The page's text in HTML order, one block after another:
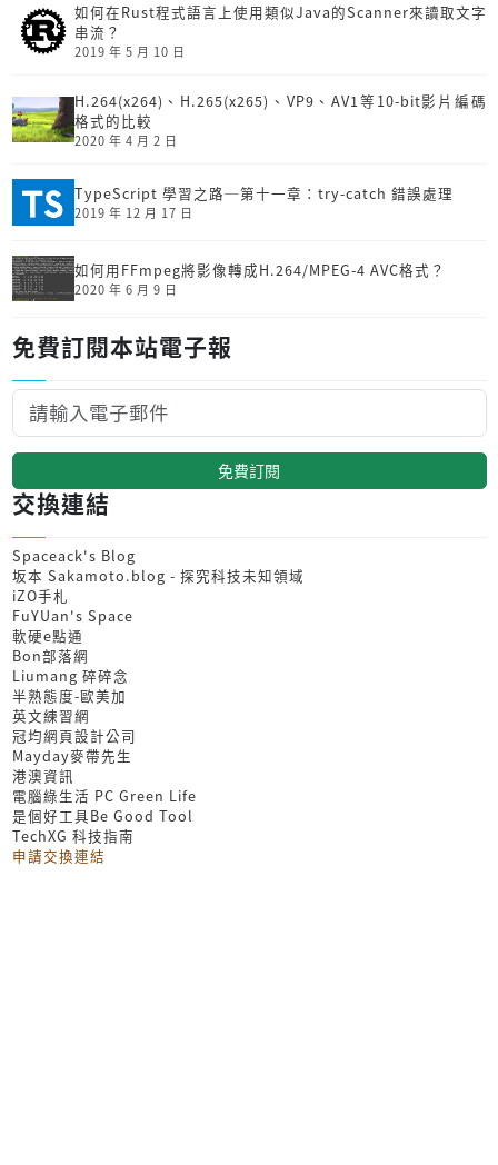
如何在Rust程式語言上使用類似Java的Scanner來讀取文字
串流？
2019 年 5 月 10 日
H.264(x264)、H.265(x265)、VP9、AV1等10-bit影片編碼
格式的比較
2020 年 4 月 2 日
TypeScript 學習之路─第十一章：try-catch 錯誤處理
2019 年 12 月 17 日
如何用FFmpeg將影像轉成H.264/MPEG-4 AVC格式？
2020 年 6 月 9 日
免費訂閱本站電子報
免費訂閱
交換連結
Spaceack's Blog
坂本 Sakamoto.blog - 探究科技未知領域
iZO手札
FuYUan's Space
軟硬e點通
Bon部落網
Liumang 碎碎念
半熟態度-歐美加
英文練習網
冠均網頁設計公司
Mayday麥帶先生
港澳資訊
電腦綠生活 PC Green Life
是個好工具Be Good Tool
TechXG 科技指南
申請交換連結